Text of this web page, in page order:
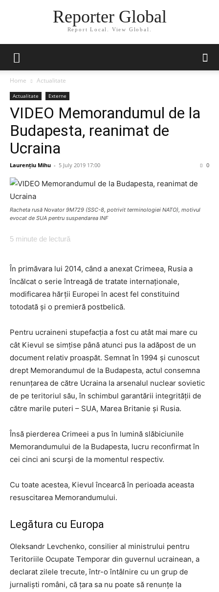
Reporter Global
Report Local. View Global.
Home Actualitate
Actualitate Externe
VIDEO Memorandumul de la
Budapesta, reanimat de
Ucraina
Laurențiu Mihu - 5 July 2019 17:00 0
Racheta rusă Novator 9M729 (SSC-8, potrivit terminologiei NATO), motivul
evocat de SUA pentru suspendarea INF
5 minute de lectură
În primăvara lui 2014, când a anexat Crimeea, Rusia a
încălcat o serie întreagă de tratate internaționale,
modificarea hărții Europei în acest fel constituind
totodată și o premieră postbelică.
Pentru ucraineni stupefacția a fost cu atât mai mare cu
cât Kievul se simțise până atunci pus la adăpost de un
document relativ proaspăt. Semnat în 1994 și cunoscut
drept Memorandumul de la Budapesta, actul consemna
renunțarea de către Ucraina la arsenalul nuclear sovietic
de pe teritoriul său, în schimbul garantării integrității de
către marile puteri – SUA, Marea Britanie și Rusia.
Însă pierderea Crimeei a pus în lumină slăbiciunile
Memorandumului de la Budapesta, lucru reconfirmat în
cei cinci ani scurși de la momentul respectiv.
Cu toate acestea, Kievul încearcă în perioada aceasta
resuscitarea Memorandumului.
Legătura cu Europa
Oleksandr Levchenko, consilier al ministrului pentru
Teritoriile Ocupate Temporar din guvernul ucrainean, a
declarat zilele trecute, într-o întâlnire cu un grup de
jurnaliști români, că țara sa nu poate să renunțe la